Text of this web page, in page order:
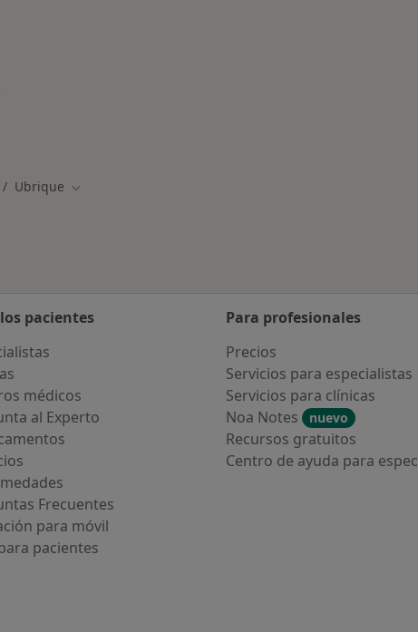
de ciudad
Ubrique Cambiar de ciudad
pacientes
médicos
al Experto
Frecuentes
para móvil
pacientes
Para profesionales
Precios
Servicios para especialistas
Servicios para clínicas
Noa Notes
nuevo
Recursos gratuitos
Centro de ayuda para